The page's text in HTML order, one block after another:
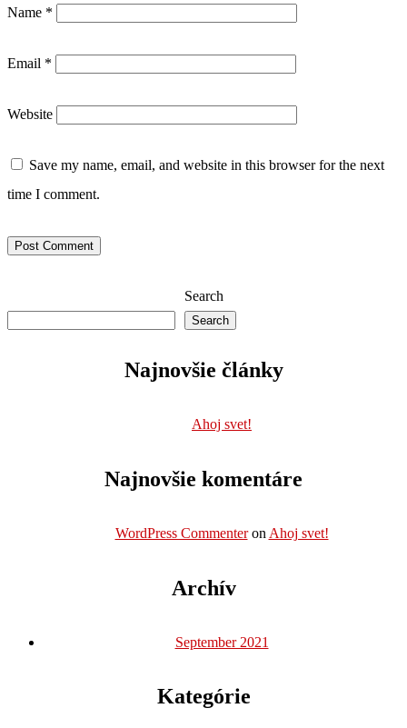
Name *
Email *
Website
Save my name, email, and website in this browser for the next
time I comment.
Search
Search
Najnovšie články
Ahoj svet!
Najnovšie komentáre
WordPress Commenteron Ahoj svet!
Archív
September 2021
Kategórie